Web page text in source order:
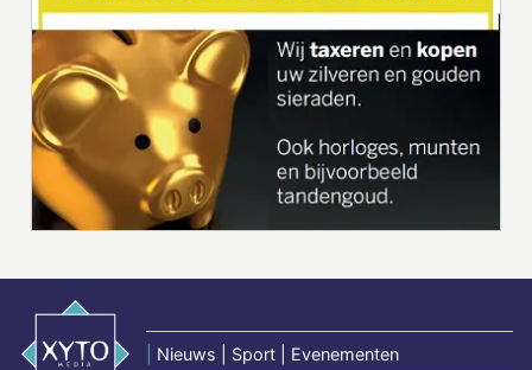
Nieuws | Sport | Evenementen